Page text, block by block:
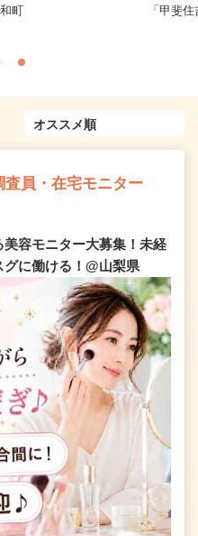
町
「甲斐
員・在宅モニター
容モニター大募集！未経
に働ける！@山梨県